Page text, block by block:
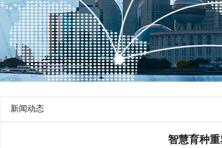
组织机构
法律顾问
学会章程
会员动态
地方动态
产业发展
创新高技术
行
贸易与流
新闻动态
智慧育种